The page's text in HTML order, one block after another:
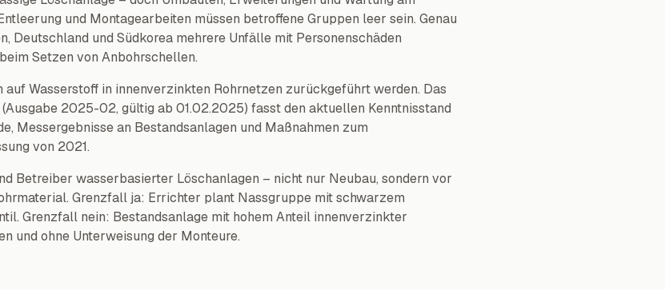
und Montagearbeiten müssen betroffene Gruppen leer sein. Genau
Deutschland und Südkorea mehrere Unfälle mit Personenschäden
Setzen von Anbohrschellen.
Wasserstoff in innenverzinkten Rohrnetzen zurückgeführt werden. Das
2025-02, gültig ab 01.02.2025) fasst den aktuellen Kenntnisstand
Messergebnisse an Bestandsanlagen und Maßnahmen zum
von 2021.
Betreiber wasserbasierter Löschanlagen – nicht nur Neubau, sondern vor
Grenzfall ja: Errichter plant Nassgruppe mit schwarzem
Grenzfall nein: Bestandsanlage mit hohem Anteil innenverzinkter
und ohne Unterweisung der Monteure.